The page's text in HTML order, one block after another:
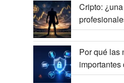
Cripto:
Por qué las